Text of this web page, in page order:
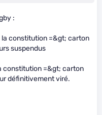
:
constitution =&gt; carton
suspendus
constitution =&gt; carton
définitivement viré.